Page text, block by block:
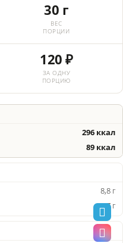
30 г
ВЕС
ПОРЦИИ
120 ₽
ЗА ОДНУ
ПОРЦИЮ
296 ккал
89 ккал
8,8 г
2,7 г